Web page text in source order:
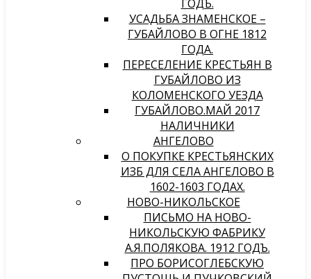
ГОДЪ.
УСАДЬБА ЗНАМЕНСКОЕ –
ГУБАЙЛОВО В ОГНЕ 1812
ГОДА.
ПЕРЕСЕЛЕНИЕ КРЕСТЬЯН В
ГУБАЙЛОВО ИЗ
КОЛОМЕНСКОГО УЕЗДА
ГУБАЙЛОВО.МАЙ 2017
НАЛИЧНИКИ
АНГЕЛОВО
О ПОКУПКЕ КРЕСТЬЯНСКИХ
ИЗБ ДЛЯ СЕЛА АНГЕЛОВО В
1602-1603 ГОДАХ.
НОВО-НИКОЛЬСКОЕ
ПИСЬМО НА НОВО-
НИКОЛЬСКУЮ ФАБРИКУ
А.Я.ПОЛЯКОВА. 1912 ГОДЪ.
ПРО БОРИСОГЛЕБСКУЮ